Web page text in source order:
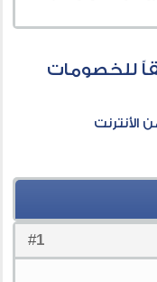
للخصومات
الأنترنت
#
1